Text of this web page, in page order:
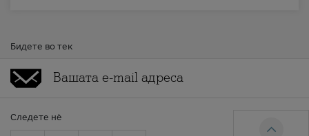
Бидете во тек
Следете нè